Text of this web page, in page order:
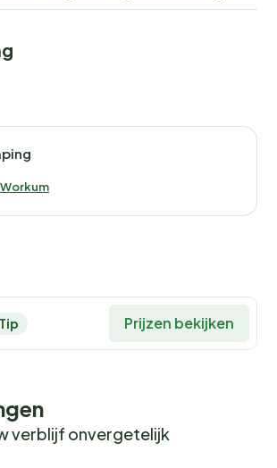
Workum
Tip Prijzen bekijken
verblijf onvergetelijk